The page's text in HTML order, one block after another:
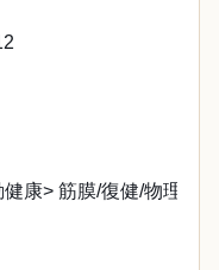
康> 筋膜/復健/物理治療